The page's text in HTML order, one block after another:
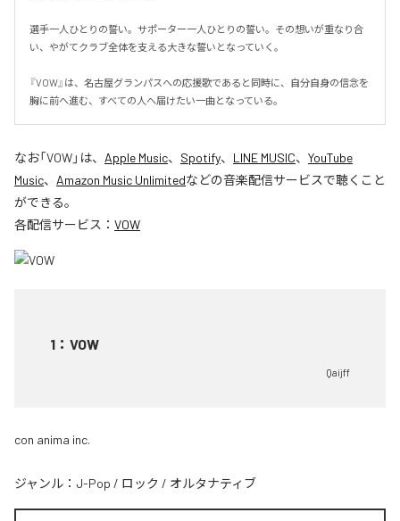
選手一人ひとりの誓い。サポーター一人ひとりの誓い。その想いが重なり合
い、やがてクラブ全体を支える大きな誓いとなっていく。
『VOW』は、名古屋グランパスへの応援歌であると同時に、自分自身の信念を
胸に前へ進む、すべての人へ届けたい一曲となっている。
なお「VOW」は、 Apple Music、 Spotify、 LINE MUSIC、 YouTube
Music、 Amazon Music Unlimitedなどの音楽配信サービスで聴くこと
ができる。
各配信サービス： VOW
1 ： VOW
Qaijff
con anima inc.
ジャンル： J-Pop / ロック / オルタナティブ